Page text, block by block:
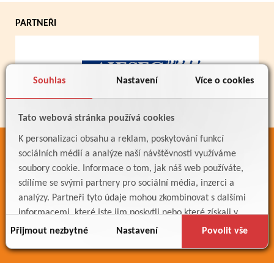
Souhlas Nastavení Více o cookies
Tato webová stránka používá cookies
K personalizaci obsahu a reklam, poskytování funkcí
sociálních médií a analýze naší návštěvnosti využíváme
soubory cookie. Informace o tom, jak náš web používáte,
sdílíme se svými partnery pro sociální média, inzerci a
analýzy. Partneři tyto údaje mohou zkombinovat s dalšími
informacemi, které jste jim poskytli nebo které získali v
důsledku toho, že používáte jejich služby.
Přijmout nezbytné Nastavení Povolit vše
PARTNEŘI
ODKAZY
Bakaláři
Jídelníček
Meteostanice